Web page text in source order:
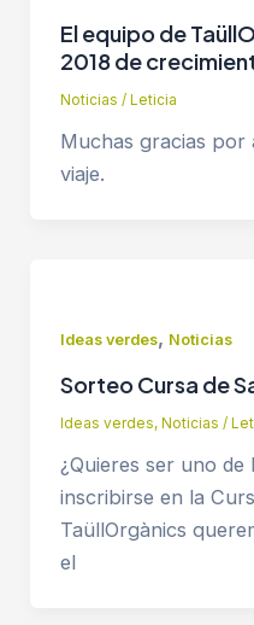
El equipo de
2018 de
Noticias / Leticia
Muchas gracias por
viaje.
Ideas verdes, Noticias
Sorteo Cursa de
Ideas verdes, Noticias /
¿Quieres ser uno
inscribirse en la
TaüllOrgànics
el